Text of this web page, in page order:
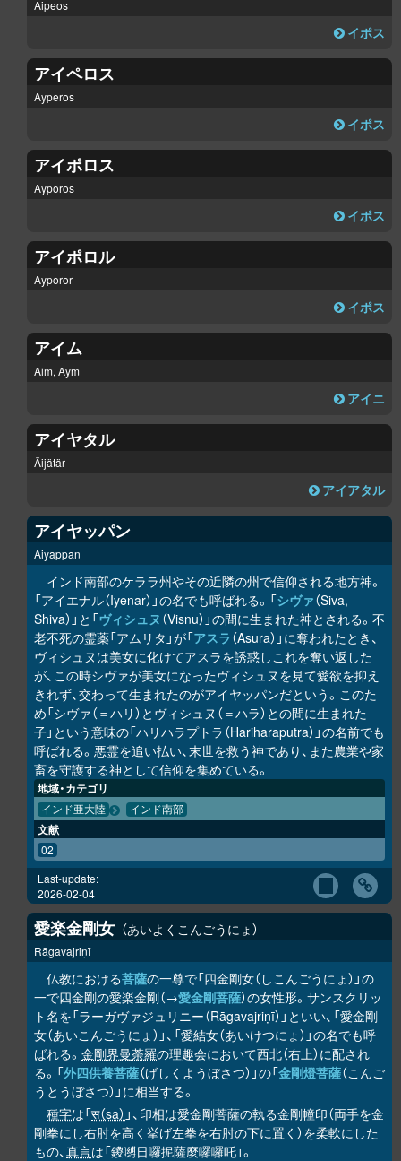
Aipeos
イポス
アイペロス
Ayperos
イポス
アイポロス
Ayporos
イポス
アイポロル
Ayporor
イポス
アイム
Aim, Aym
アイニ
アイヤタル
Äijätär
アイアタル
アイヤッパン
Aiyappan
インド南部のケララ州やその近隣の州で信仰される地方神。
「アイエナル（Iyenar）」の名でも呼ばれる。「シヴァ（Siva,
Shiva）」と「ヴィシュヌ （Visnu）」の間に生まれた神とされる。不
老不死の霊薬「アムリタ」が「アスラ （Asura）」に奪われたとき、
ヴィシュヌは美女に化けてアスラを誘惑しこれを奪い返した
が、この時シヴァが美女になったヴィシュヌを見て愛欲を抑え
きれず、交わって生まれたのがアイヤッパンだという。このた
め「シヴァ（＝ハリ）とヴィシュヌ（＝ハラ）との間に生まれた
子」という意味の「ハリハラプトラ（Hariharaputra）」の名前でも
呼ばれる。悪霊を追い払い、末世を救う神であり、また農業や家
畜を守護する神として信仰を集めている。
地域・カテゴリ
インド亜大陸 インド南部
文献
02
Last-update:
2026-02-04
愛楽金剛女 あいよくこんごうにょ
Rāgavajriṇī
仏教における菩薩の一尊で「四金剛女（しこんごうにょ）」の
一で四金剛の愛楽金剛（→愛金剛菩薩）の女性形。サンスクリッ
ト名を「ラーガヴァジュリニー（Rāgavajriṇī）」といい、「愛金剛
女（あいこんごうにょ）」、「愛結女（あいけつにょ）」の名でも呼
ばれる。 金剛界曼荼羅の理趣会において西北（右上）に配され
る。「外四供養菩薩（げしくようぼさつ）」の「金剛燈菩薩（こんご
うとうぼさつ）」に相当する。
種字は「स（sa） 」、印相は愛金剛菩薩の執る金剛幢印（両手を金
剛拳にし右肘を高く挙げ左拳を右肘の下に置く）を柔軟にした
もの、真言は「鑁嚩日囉抳薩麼囉囉吒」。